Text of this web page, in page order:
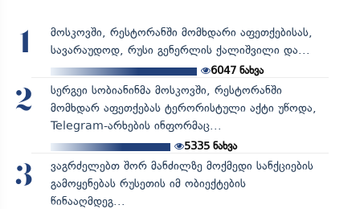
1
მოსკოვში, რესტორანში მომხდარი აფეთქებისას,
სავარაუდოდ, რუსი გენერლის ქალიშვილი და...
6047 ნახვა
2
სერგეი სობიანინმა მოსკოვში, რესტორანში
მომხდარ აფეთქებას ტერორისტული აქტი უწოდა,
Telegram-არხების ინფორმაც...
5335ნახვა
3
ვაგრძელებთ შორ მანძილზე მოქმედი სანქციების
გამოყენებას რუსეთის იმ ობიექტების
წინააღმდეგ...